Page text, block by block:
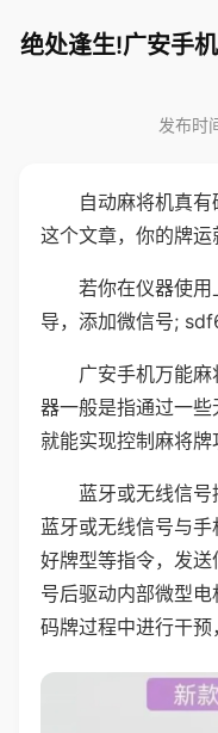
绝处逢生!广安手
发布时
自动麻将机真
这个文章，你的牌运
若你在仪器使
导，添加微信号;
广安手机万能
器一般是指通过一
就能实现控制麻将牌
蓝牙或无线信
蓝牙或无线信号与
好牌型等指令，发
号后驱动内部微型电
码牌过程中进行干预